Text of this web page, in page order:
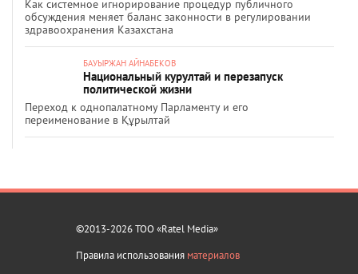
Как системное игнорирование процедур публичного
обсуждения меняет баланс законности в регулировании
здравоохранения Казахстана
БАУЫРЖАН АЙНАБЕКОВ
Национальный курултай и перезапуск
политической жизни
Переход к однопалатному Парламенту и его
переименование в Құрылтай
©2013-2026 ТОО «Ratel Media»
Правила использования материалов